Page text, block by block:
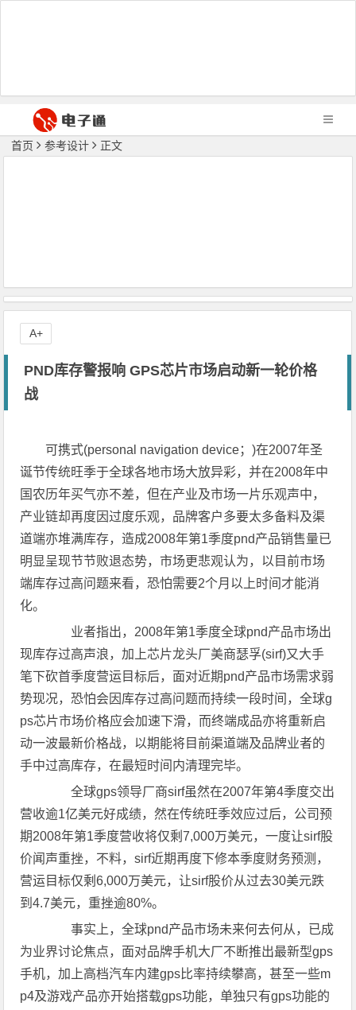
首页 参考设计 正文
PND库存警报响 GPS芯片市场启动新一轮价格
战
可携式(personal navigation device；)在2007年圣
诞节传统旺季于全球各地市场大放异彩，并在2008年中
国农历年买气亦不差，但在产业及市场一片乐观声中，
产业链却再度因过度乐观，品牌客户多要太多备料及渠
道端亦堆满库存，造成2008年第1季度pnd产品销售量已
明显呈现节节败退态势，市场更悲观认为，以目前市场
端库存过高问题来看，恐怕需要2个月以上时间才能消
化。
业者指出，2008年第1季度全球pnd产品市场出
现库存过高声浪，加上芯片龙头厂美商瑟孚(sirf)又大手
笔下砍首季度营运目标后，面对近期pnd产品市场需求弱
势现况，恐怕会因库存过高问题而持续一段时间，全球g
ps芯片市场价格应会加速下滑，而终端成品亦将重新启
动一波最新价格战，以期能将目前渠道端及品牌业者的
手中过高库存，在最短时间内清理完毕。
全球gps领导厂商sirf虽然在2007年第4季度交出
营收逾1亿美元好成绩，然在传统旺季效应过后，公司预
期2008年第1季度营收将仅剩7,000万美元，一度让sirf股
价闻声重挫，不料，sirf近期再度下修本季度财务预测，
营运目标仅剩6,000万美元，让sirf股价从过去30美元跌
到4.7美元，重挫逾80%。
事实上，全球pnd产品市场未来何去何从，已成
为业界讨论焦点，面对品牌手机大厂不断推出最新型gps
手机，加上高档汽车内建gps比率持续攀高，甚至一些m
p4及游戏产品亦开始搭载gps功能，单独只有gps功能的
A+